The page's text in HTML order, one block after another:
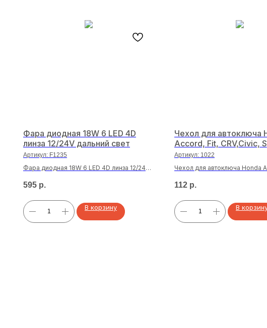
Фара диодная 18W 6 LED 4D
линза 12/24V дальний свет
Артикул: F1235
Фара диодная 18W 6 LED 4D линза 12/24V
595 р.
В корзину
Чехол для автоключа
Accord, Fit, CRV,Civic,
Odyssey, City(902)
Артикул: 1022
Чехол для автоключа Honda
112 р.
В